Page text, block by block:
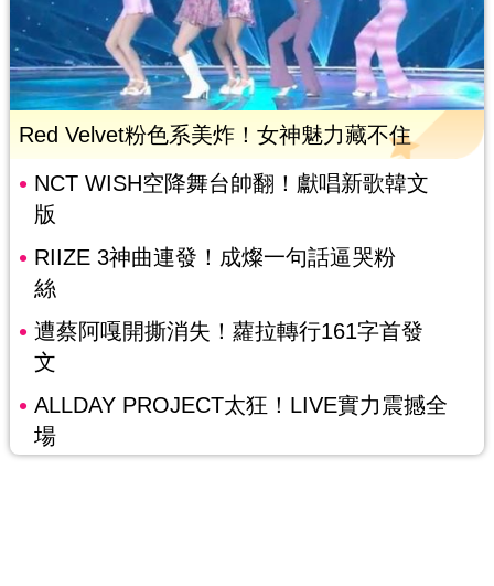
Red Velvet粉色系美炸！女神魅力藏不住
NCT WISH空降舞台帥翻！獻唱新歌韓文
版
RIIZE 3神曲連發！成燦一句話逼哭粉
絲
遭蔡阿嘎開撕消失！蘿拉轉行161字首發
文
ALLDAY PROJECT太狂！LIVE實力震撼全
場